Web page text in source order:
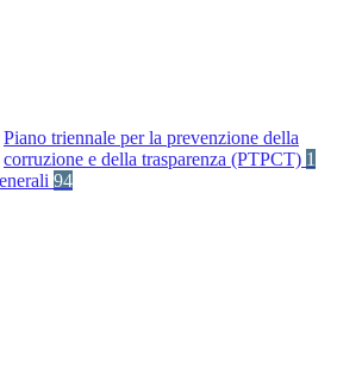
Piano triennale per la prevenzione della
corruzione e della trasparenza (PTPCT) 1
94